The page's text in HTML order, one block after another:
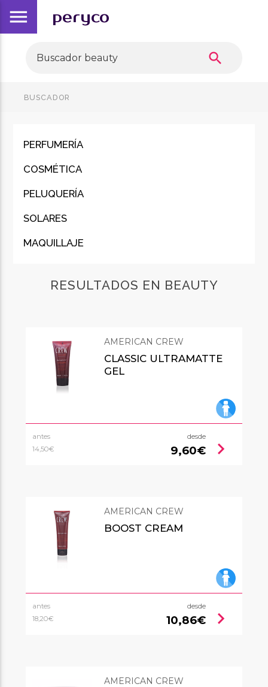
menu peryco
search
BUSCADOR
PERFUMERÍA
COSMÉTICA
PELUQUERÍA
SOLARES
MAQUILLAJE
RESULTADOS EN BEAUTY
AMERICAN CREW
CLASSIC ULTRAMATTE
GEL
antes
14,50€
desde
9,60€ chevron_right
AMERICAN CREW
BOOST CREAM
antes
18,20€
desde
10,86€ chevron_right
AMERICAN CREW